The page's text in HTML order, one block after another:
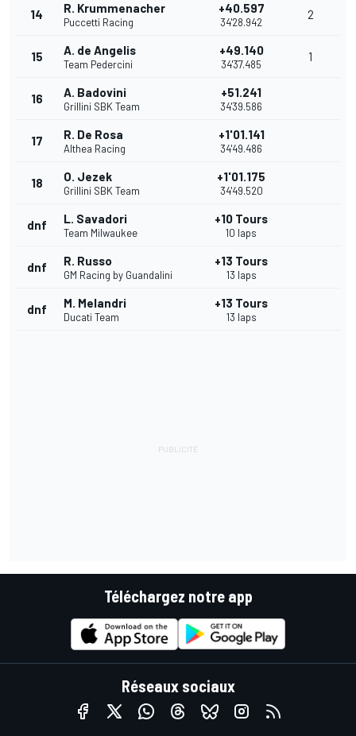
14 R. Krummenacher
Puccetti Racing
+40.597
34'28.942
2
15 A. de Angelis
Team Pedercini
+49.140
34'37.485
1
16 A. Badovini
Grillini SBK Team
+51.241
34'39.586
17 R. De Rosa
Althea Racing
+1'01.141
34'49.486
18 O. Jezek
Grillini SBK Team
+1'01.175
34'49.520
dnf L. Savadori
Team Milwaukee
+10 Tours
10 laps
dnf R. Russo
GM Racing by Guandalini
+13 Tours
13 laps
dnf M. Melandri
Ducati Team
+13 Tours
13 laps
Téléchargez notre app
Réseaux sociaux